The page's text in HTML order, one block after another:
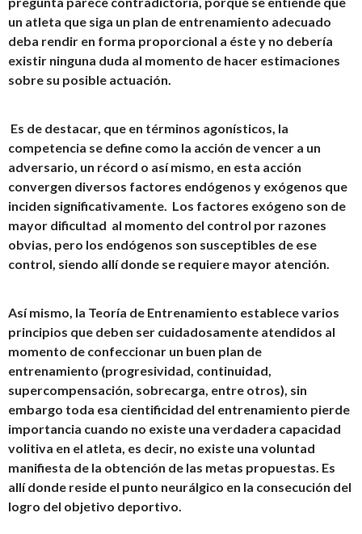
un atleta que siga un plan de entrenamiento adecuado
deba rendir en forma proporcional a éste y no debería
existir ninguna duda al momento de hacer estimaciones
sobre su posible actuación.
Es de destacar, que en términos agonísticos, la
competencia se define como la acción de vencer a un
adversario, un récord o así mismo, en esta acción
convergen diversos factores endógenos y exógenos que
inciden significativamente. Los factores exógeno son de
mayor dificultad al momento del control por razones
obvias, pero los endógenos son susceptibles de ese
control, siendo allí donde se requiere mayor atención.
Así mismo, la Teoría de Entrenamiento establece varios
principios que deben ser cuidadosamente atendidos al
momento de confeccionar un buen plan de
entrenamiento (progresividad, continuidad,
supercompensación, sobrecarga, entre otros), sin
embargo toda esa cientificidad del entrenamiento pierde
importancia cuando no existe una verdadera capacidad
volitiva en el atleta, es decir, no existe una voluntad
manifiesta de la obtención de las metas propuestas. Es
allí donde reside el punto neurálgico en la consecución del
logro del objetivo deportivo.